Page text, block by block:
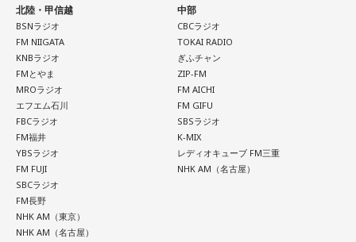
【12位】蠍座（さそり座）
心の奥で「もうこのままでは違う」と感じていたことが浮か
び上がるかもしれません。でも、それは生き方を変えるため
の大切なサイン。無理に答えを出さず、本音を大切にしてみ
て。夜は「本当はどうしたい？」と自分に問いかけてみまし
ょう。今日はスマホから離れて、好きな音楽や香りと一緒に
ゆっくり過ごしましょう。
【今日の一言メッセージ】
今日は火星にバーテックスというポイントが重なる日。運命
に導かれ、新時代の生き方やお役目に気がついたり、直感が
降りてきたりするかも！ ぜひアドバイスを参考に行動してみ
てくださいね。
【6位】獅子座（しし座）
太陽が獅子座を照らす今は、自分の人生を自分で演出してい
くとき。「もっと私らしくていい」と許可を出すことで魅力
が開いていきます。遠慮せず好きなことを表現してみて。夜
は理想の自分になったつもりで未来を想像してみましょう。
【7位】魚座（うお座）
直感の中に「これからの幸せ」のヒントが隠れていそう。損
得や正解より、なぜか惹かれるものを大切にしてみてくださ
い。心が喜ぶ選択が新しいご縁につながるかも。夜は好きな
音楽を聴きながら、叶えたい未来をイメージしてね。
【8位】乙女座（おとめ座）
北陸・甲信越
BSNラジオ
FM NIIGATA
KNBラジオ
FMとやま
MROラジオ
エフエム石川
FBCラジオ
FM福井
YBSラジオ
FM FUJI
SBCラジオ
FM長野
NHK AM（東京）
NHK AM（名古屋）
中部
CBCラジオ
TOKAI RADIO
ぎふチャン
ZIP-FM
FM AICHI
FM GIFU
SBSラジオ
K-MIX
レディオキューブ FM三重
NHK AM（名古屋）